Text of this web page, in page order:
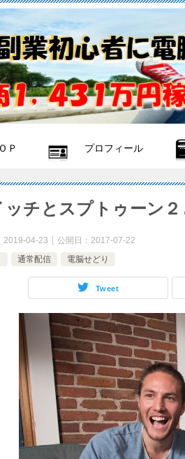
Ｐ プロフィール
ッチとスプトゥーン
2019-04-23 公開日： 2017-07-22
通常配信 電脳せどり
Tweet